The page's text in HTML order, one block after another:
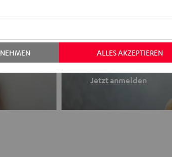
Newsletter
Finde deinen
Erhalte bis zu
Jetzt anmelden
ALLES AKZEPTIEREN